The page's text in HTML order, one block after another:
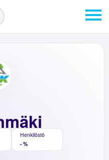
Henkilöstö
- %